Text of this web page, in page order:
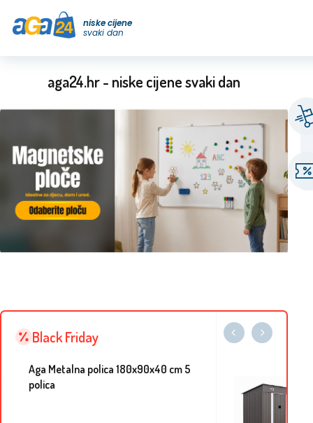
niske cijene
svaki dan
aga24.hr - niske cijene svaki dan
Black Friday
Aga Metalna polica 180x90x40 cm 5
polica